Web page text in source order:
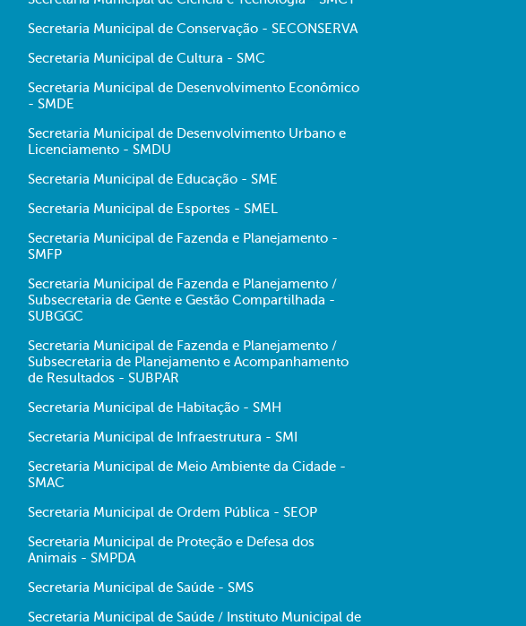
Secretaria Municipal de Conservação - SECONSERVA
Secretaria Municipal de Cultura - SMC
Secretaria Municipal de Desenvolvimento Econômico
- SMDE
Secretaria Municipal de Desenvolvimento Urbano e
Licenciamento - SMDU
Secretaria Municipal de Educação - SME
Secretaria Municipal de Esportes - SMEL
Secretaria Municipal de Fazenda e Planejamento -
SMFP
Secretaria Municipal de Fazenda e Planejamento /
Subsecretaria de Gente e Gestão Compartilhada -
SUBGGC
Secretaria Municipal de Fazenda e Planejamento /
Subsecretaria de Planejamento e Acompanhamento
de Resultados - SUBPAR
Secretaria Municipal de Habitação - SMH
Secretaria Municipal de Infraestrutura - SMI
Secretaria Municipal de Meio Ambiente da Cidade -
SMAC
Secretaria Municipal de Ordem Pública - SEOP
Secretaria Municipal de Proteção e Defesa dos
Animais - SMPDA
Secretaria Municipal de Saúde - SMS
Secretaria Municipal de Saúde / Instituto Municipal de